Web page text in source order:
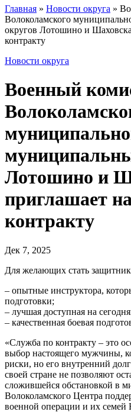
Главная » Новости округа »
Волоколамского
округов Лотошино и
контракту
Новости округа
Военный
Лотошино и
приглашает
контракту
Дек 7, 2025
Для желающих стать
– опытные инструктора,
подготовки;
– лучшая доступная на
– качественная боевая
«Служба по контракту – это
выбор настоящего мужчины,
риски, но его внутренний
своей стране не позволяют
сложившейся обстановкой в
Волоколамского Центра
военной операции и их семей